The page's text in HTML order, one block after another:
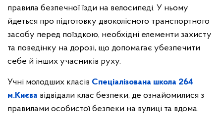
правила безпечної їзди на велосипеді. У ньому
йдеться про підготовку двоколісного транспортного
засобу перед поїздкою, необхідні елементи захисту
та поведінку на дорозі, що допомагає убезпечити
себе й інших учасників руху.
Учні молодших класів Спеціалізована школа 264
м.Києва відвідали клас безпеки, де ознайомилися з
правилами особистої безпеки на вулиці та вдома.